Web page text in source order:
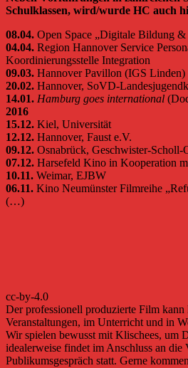
Schulklassen, wird/wurde HC auch
08.04. Open Space „Digitale Bildung
04.04. Region Hannover Service
Koordinierungsstelle Integration
09.03. Hannover Pavillon (IGS Linden)
20.02. Hannover, SoVD-
14.01. Hamburg goes international
2016
15.12. Kiel, Universität
12.12. Hannover, Faust e.V.
09.12. Osnabrück, Geschwister-Scholl-
07.12. Harsefeld Kino in Kooperation
10.11. Weimar, EJBW
06.11. Kino Neumünster Filmreihe
(…)
cc-by-4.0
Der professionell produzierte Film kann
Veranstaltungen, im Unterricht und in
Wir spielen bewusst mit Klischees, um
idealerweise findet im Anschluss an die
Publikumsgespräch statt. Gerne